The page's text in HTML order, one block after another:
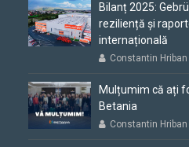
Bilanț 2025:
reziliență și
internațională
Constantin Hriban
Mulțumim că ați
Betania
Constantin Hriban